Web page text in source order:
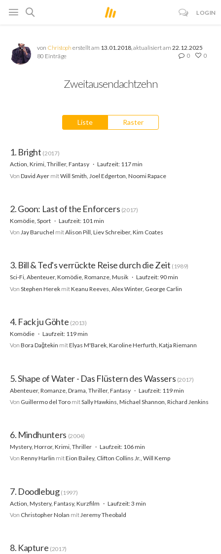
LOGIN
von Christoph erstellt am 13.01.2018, aktualisiert am 22.12.2025
80 Einträge
0 0
Zweitausendachtzehn
Liste Raster
1. Bright (2017)
Action, Krimi, Thriller, Fantasy
Laufzeit: 117 min
Von David Ayer mitWill Smith, Joel Edgerton, Noomi Rapace
2. Goon: Last of the Enforcers (2017)
Komödie, Sport
Laufzeit: 101 min
Von Jay Baruchel mitAlison Pill, Liev Schreiber, Kim Coates
3. Bill & Ted's verrückte Reise durch die Zeit (1989)
Sci-Fi, Abenteuer, Komödie, Romanze, Musik
Laufzeit: 90 min
Von Stephen Herek mitKeanu Reeves, Alex Winter, George Carlin
4. Fack ju Göhte (2013)
Komödie
Laufzeit: 119 min
Von Bora Dağtekin mitElyas M'Barek, Karoline Herfurth, Katja Riemann
5. Shape of Water - Das Flüstern des Wassers (2017)
Abenteuer, Romanze, Drama, Thriller, Fantasy
Laufzeit: 119 min
Von Guillermo del Toro mitSally Hawkins, Michael Shannon, Richard Jenkins
6. Mindhunters (2004)
Mystery, Horror, Krimi, Thriller
Laufzeit: 106 min
Von Renny Harlin mitEion Bailey, Clifton Collins Jr., Will Kemp
7. Doodlebug (1997)
Action, Mystery, Fantasy, Kurzfilm
Laufzeit: 3 min
Von Christopher Nolan mit Jeremy Theobald
8. Kapture (2017)